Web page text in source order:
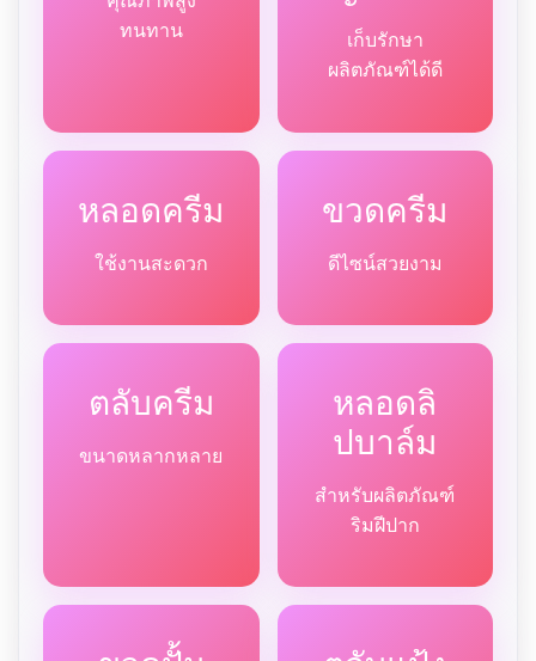
ทนทาน
เก็บรักษา
ผลิตภัณฑ์ได้ดี
หลอดครีม
ใช้งานสะดวก
ขวดครีม
ดีไซน์สวยงาม
ตลับครีม
ขนาดหลากหลาย
หลอดลิ
ปบาล์ม
สำหรับผลิตภัณฑ์
ริมฝีปาก